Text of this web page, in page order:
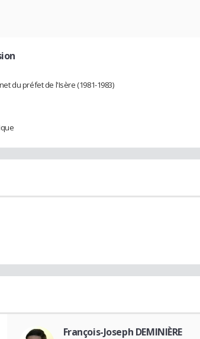
du préfet de l'Isère (1981-1983)
François-Joseph DEMINIÈRE